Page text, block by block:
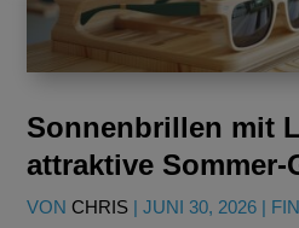
Sonnenbrillen mit
attraktive Sommer-
VONCHRIS |JUNI 30, 2026 |